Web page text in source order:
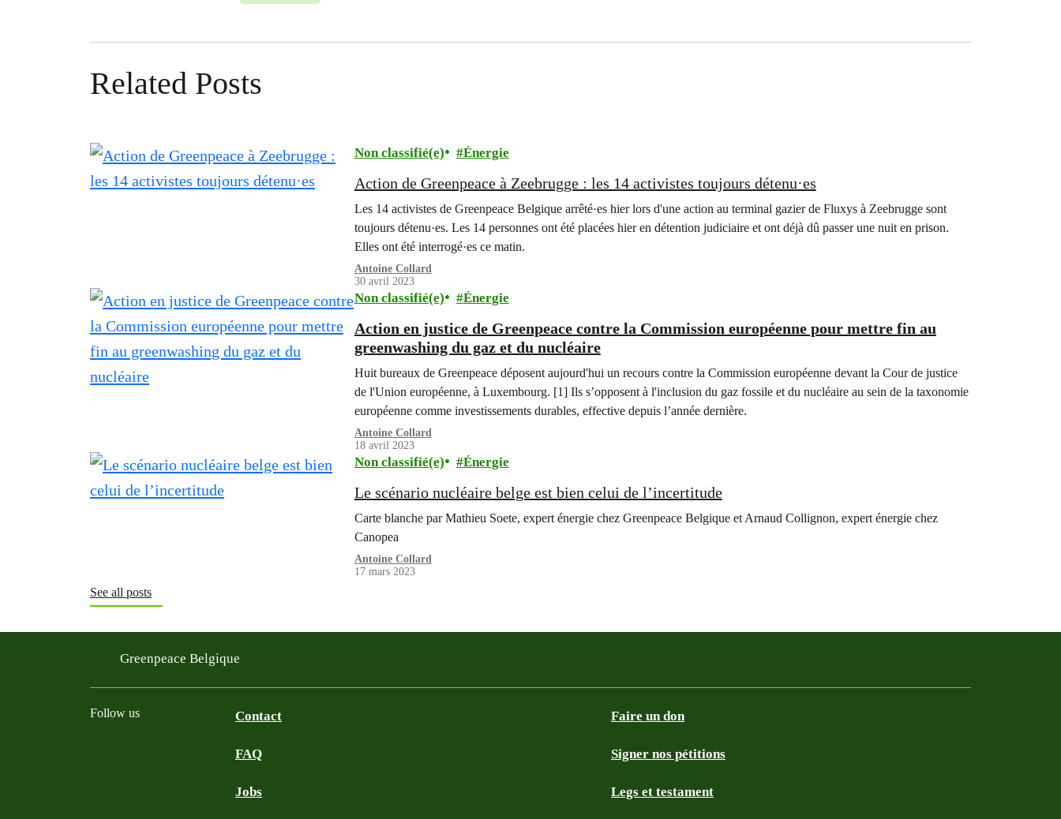
Related Posts
Non classifié(e) Énergie
Action de Greenpeace à Zeebrugge : les 14 activistes toujours détenu·es
Les 14 activistes de Greenpeace Belgique arrêté·es hier lors d'une action au terminal gazier de Fluxys à Zeebrugge sont
toujours détenu·es. Les 14 personnes ont été placées hier en détention judiciaire et ont déjà dû passer une nuit en prison.
Elles ont été interrogé·es ce matin.
Antoine Collard
30 avril 2023
Non classifié(e) Énergie
Action en justice de Greenpeace contre la Commission européenne pour mettre fin au
greenwashing du gaz et du nucléaire
Huit bureaux de Greenpeace déposent aujourd'hui un recours contre la Commission européenne devant la Cour de justice
de l'Union européenne, à Luxembourg. [1] Ils s’opposent à l'inclusion du gaz fossile et du nucléaire au sein de la taxonomie
européenne comme investissements durables, effective depuis l’année dernière.
Antoine Collard
18 avril 2023
Non classifié(e) Énergie
Le scénario nucléaire belge est bien celui de l’incertitude
Carte blanche par Mathieu Soete, expert énergie chez Greenpeace Belgique et Arnaud Collignon, expert énergie chez
Canopea
Antoine Collard
17 mars 2023
See all posts
Greenpeace Belgique
Follow us Contact
FAQ
Jobs
Faire un don
Signer nos pétitions
Legs et testament